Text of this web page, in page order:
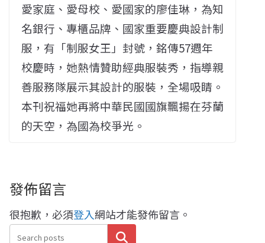
愛家庭、愛母校、愛國家的廖佳琳，為知
名銀行、專櫃品牌、國家重要慶典設計制
服，有「制服女王」封號，銘傳57週年
校慶時，她熱情贊助經典服裝秀，指導親
善服務隊展示其設計的服裝，全場吸睛。
本刊祝福她再將中華民國國旗飄揚在芬蘭
的天空，為國為校爭光。
發佈留言
很抱歉，必須登入網站才能發佈留言。
搜尋